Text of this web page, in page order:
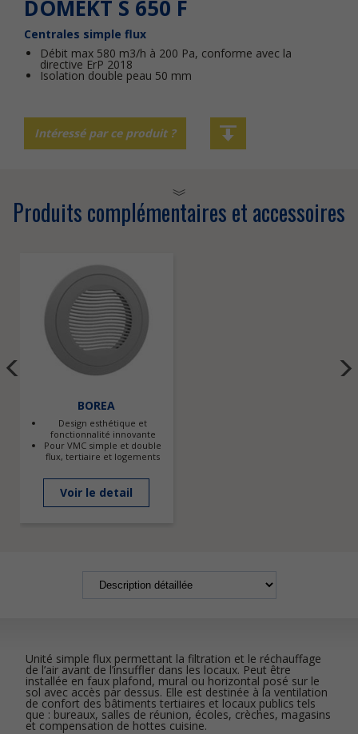
DOMEKT S 650 F
Centrales simple flux
Débit max 580 m3/h à 200 Pa, conforme avec la
directive ErP 2018
Isolation double peau 50 mm
Intéressé par ce produit ?
Produits complémentaires et accessoires
BOREA
Design esthétique et
fonctionnalité innovante
Pour VMC simple et double
flux, tertiaire et logements
Voir le detail
Unité simple flux permettant la filtration et le réchauffage
de l’air avant de l’insuffler dans les locaux. Peut être
installée en faux plafond, mural ou horizontal posé sur le
sol avec accès par dessus. Elle est destinée à la ventilation
de confort des bâtiments tertiaires et locaux publics tels
que : bureaux, salles de réunion, écoles, crèches, magasins
et compensation de hottes cuisine.